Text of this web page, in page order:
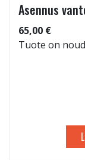
Asennus
65,00 €
Tuote on